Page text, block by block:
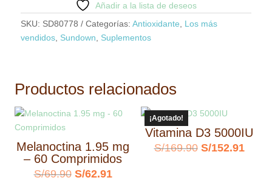
Añadir a la lista de deseos
SKU: SD80778 Categorías: Antioxidante
Los más
vendidos Sundown Suplementos
Productos relacionados
Melanoctina 1.95 mg
– 60 Comprimidos
S/69.90 El
S/62.91El
¡Agotado!
Vitamina D3 5000IU
S/169.90 El
S/152.91El